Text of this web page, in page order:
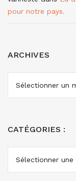
pour notre pays.
ARCHIVES
ARCHIVES
CATÉGORIES :
CATÉGORIES